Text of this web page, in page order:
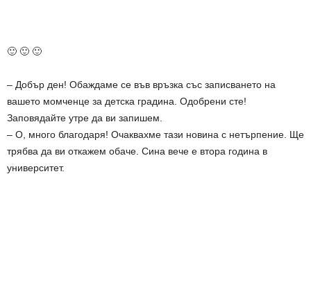
🙂 🙂 🙂
– Добър ден! Обаждаме се във връзка със записването на
вашето момченце за детска градина. Одобрени сте!
Заповядайте утре да ви запишем.
– О, много благодаря! Очаквахме тази новина с нетърпение. Ще
трябва да ви откажем обаче. Сина вече е втора година в
университет.